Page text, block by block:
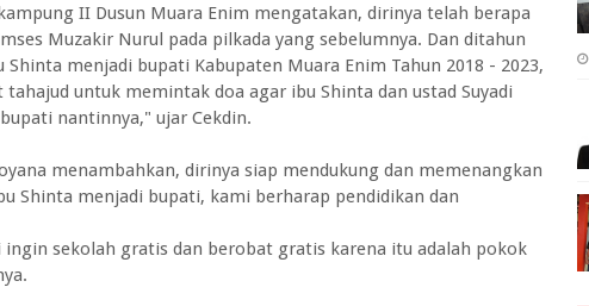
II Dusun Muara Enim mengatakan, dirinya telah berapa
Muzakir Nurul pada pilkada yang sebelumnya. Dan ditahun
menjadi bupati Kabupaten Muara Enim Tahun 2018 - 2023,
untuk memintak doa agar ibu Shinta dan ustad Suyadi
nantinnya," ujar Cekdin.
menambahkan, dirinya siap mendukung dan memenangkan
Shinta menjadi bupati, kami berharap pendidikan dan
ingin sekolah gratis dan berobat gratis karena itu adalah pokok